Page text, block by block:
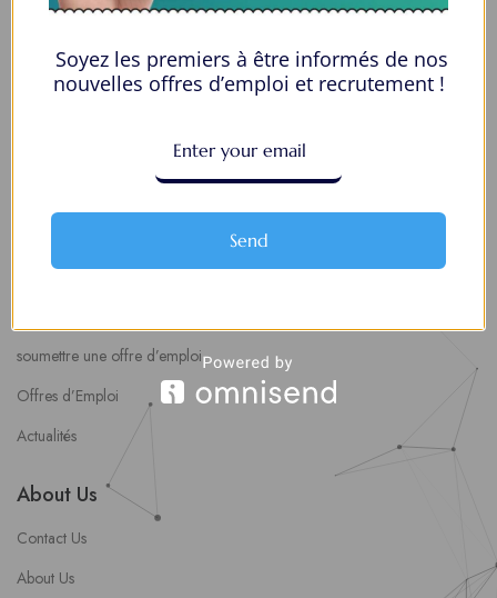
Mes Favoris
8 Décisions Importantes Pour Ne Pas Vivre Avec Des Regrets
Parcourirs les employeurs
soumettre une offre d’emploi
Offres d’Emploi
Actualités
About Us
Contact Us
About Us
Soyez les premiers à être informés de nos
nouvelles offres d’emploi et recrutement !
Send